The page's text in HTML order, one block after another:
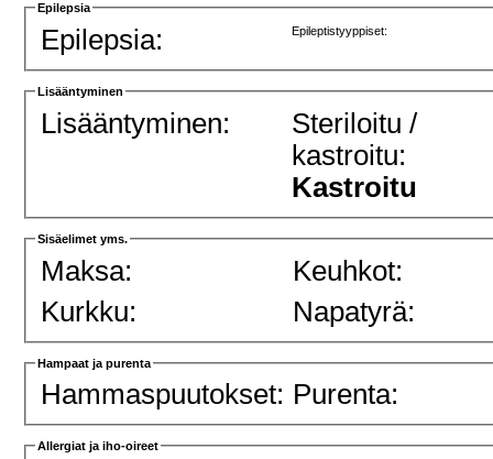
Epilepsia
Epilepsia: Epileptistyyppiset:
Lisääntyminen
Lisääntyminen:
Steriloitu /
kastroitu:
Kastroitu
Sisäelimet yms.
Maksa:
Keuhkot:
Kurkku:
Napatyrä:
Hampaat ja purenta
Hammaspuutokset: Purenta:
Allergiat ja iho-oireet